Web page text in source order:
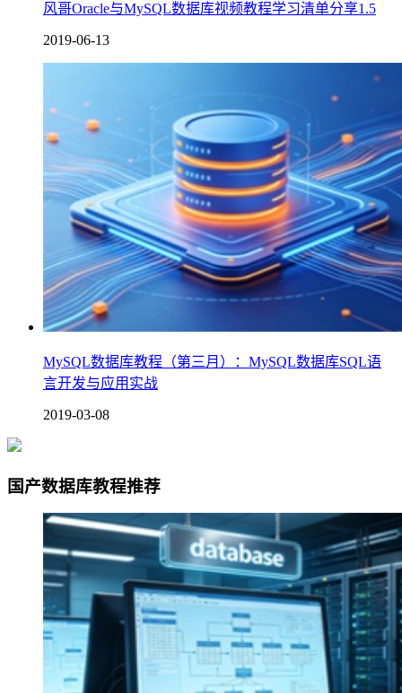
风哥Oracle与MySQL数据库视频教程学习清单分享1.5
2019-06-13
MySQL数据库教程（第三月）：MySQL数据库SQL语
言开发与应用实战
2019-03-08
国产数据库教程推荐